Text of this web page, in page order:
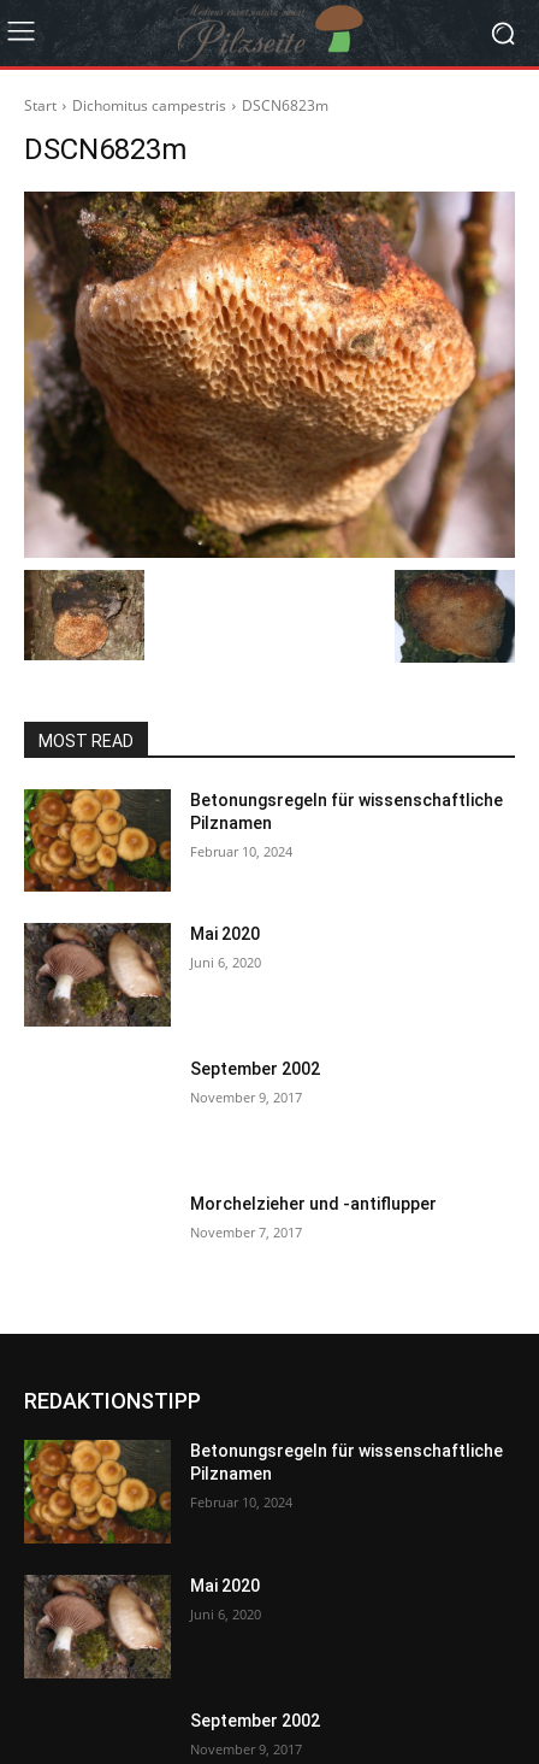
Start Dichomitus campestris DSCN6823m
DSCN6823m
MOST READ
Betonungsregeln für wissenschaftliche
Pilznamen
Februar 10, 2024
Mai 2020
Juni 6, 2020
September 2002
November 9, 2017
Morchelzieher und -antiflupper
November 7, 2017
REDAKTIONSTIPP
Betonungsregeln für wissenschaftliche
Pilznamen
Februar 10, 2024
Mai 2020
Juni 6, 2020
September 2002
November 9, 2017